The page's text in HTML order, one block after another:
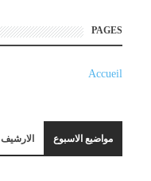
PAGES
Accueil
مواضيع الاسبوع الارشيف